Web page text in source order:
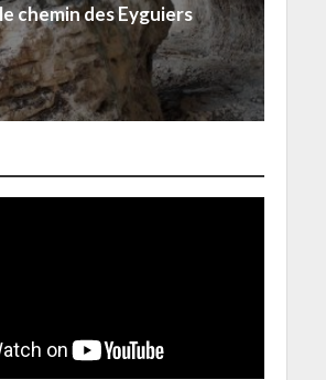
chemin des Eyguiers